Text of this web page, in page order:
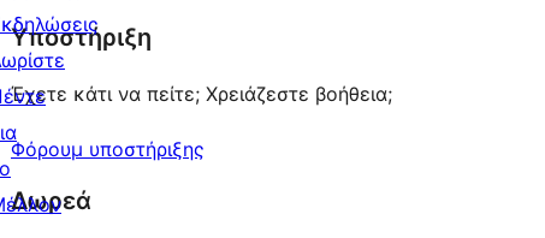
Υποστήριξη
Έχετε κάτι να πείτε; Χρειάζεστε βοήθεια;
Φόρουμ υποστήριξης
Δωρεά